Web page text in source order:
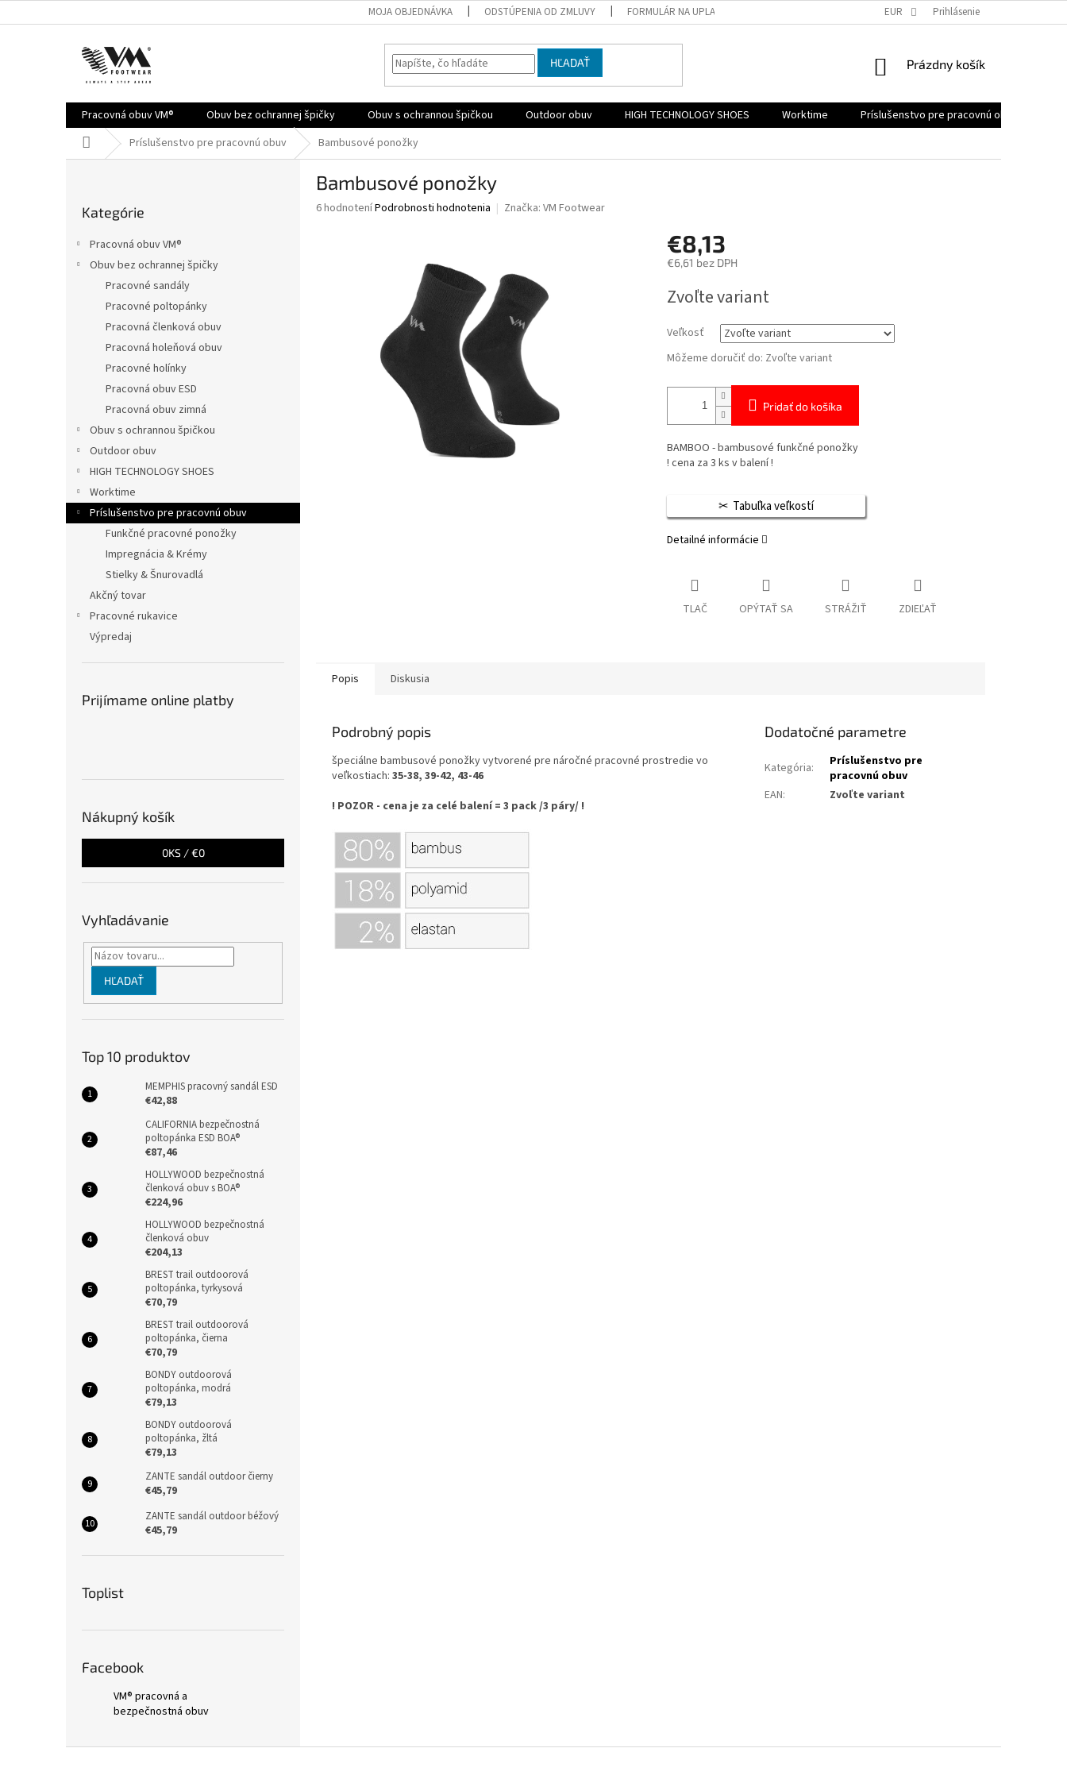
na
MOJA OBJEDNÁVKA ODSTÚPENIA OD ZMLUVY FORMULÁR NA UPLATNENIE REKLAMÁCIE EUR Prihlásenie
HĽADAŤ
NÁKUPNÝ
Prázdny košík
Pracovná obuv VM® Obuv bez ochrannej špičky Obuv s ochrannou špičkou Outdoor obuv HIGH TECHNOLOGY SHOES Worktime Príslušenstvo pre pracovnú obuv
DomovPríslušenstvo pre pracovnú obuv Bambusové ponožky
kategórie
Kategórie
Pracovná obuv VM®
Obuv bez ochrannej špičky
Pracovné sandály
Pracovné poltopánky
Pracovná členková obuv
Pracovná holeňová obuv
Pracovné holínky
Pracovná obuv ESD
Pracovná obuv zimná
Obuv s ochrannou špičkou
Outdoor obuv
HIGH TECHNOLOGY SHOES
Worktime
Príslušenstvo pre pracovnú obuv
Funkčné pracovné ponožky
Impregnácia & Krémy
Stielky & Šnurovadlá
Akčný tovar
Pracovné rukavice
Výpredaj
Prijímame online platby
Nákupný košík
0KS /€0
Vyhľadávanie
HĽADAŤ
Top 10 produktov
MEMPHIS pracovný sandál ESD
€42,88
CALIFORNIA bezpečnostná
poltopánka ESD BOA®
€87,46
HOLLYWOOD bezpečnostná
členková obuv s BOA®
€224,96
HOLLYWOOD bezpečnostná
členková obuv
€204,13
BREST trail outdoorová
poltopánka, tyrkysová
€70,79
BREST trail outdoorová
poltopánka, čierna
€70,79
BONDY outdoorová
poltopánka, modrá
€79,13
BONDY outdoorová
poltopánka, žltá
€79,13
ZANTE sandál outdoor čierny
€45,79
ZANTE sandál outdoor béžový
€45,79
Toplist
Facebook
VM® pracovná a
bezpečnostná obuv
Bambusové ponožky
Priemerné
6 hodnoteníPodrobnosti hodnotenia Značka: VM Footwear
€8,13
€6,61 bez DPH
cena:
Zvoľte variant
Veľkosť
Môžeme doručiť do: Zvoľte variant
Pridať do košíka
BAMBOO - bambusové funkčné ponožky
! cena za 3 ks v balení !
Tabuľka veľkostí
Detailné informácie
TLAČ OPÝTAŤ SA STRÁŽIŤ ZDIEĽAŤ
Popis Diskusia
Podrobný popis
špeciálne bambusové ponožky vytvorené pre náročné pracovné prostredie vo
veľkostiach: 35-38, 39-42, 43-46
! POZOR - cena je za celé balení = 3 pack /3 páry/ !
Dodatočné parametre
Kategória:
Príslušenstvo pre
pracovnú obuv
EAN: Zvoľte variant